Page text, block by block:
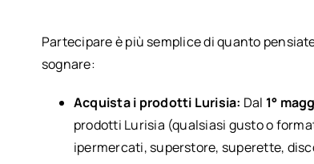
Partecipare è più semplice di quanto
sognare:
Acquista i prodotti Lurisia: Dal 1°
prodotti Lurisia (qualsiasi gusto o
ipermercati, superstore, superette,